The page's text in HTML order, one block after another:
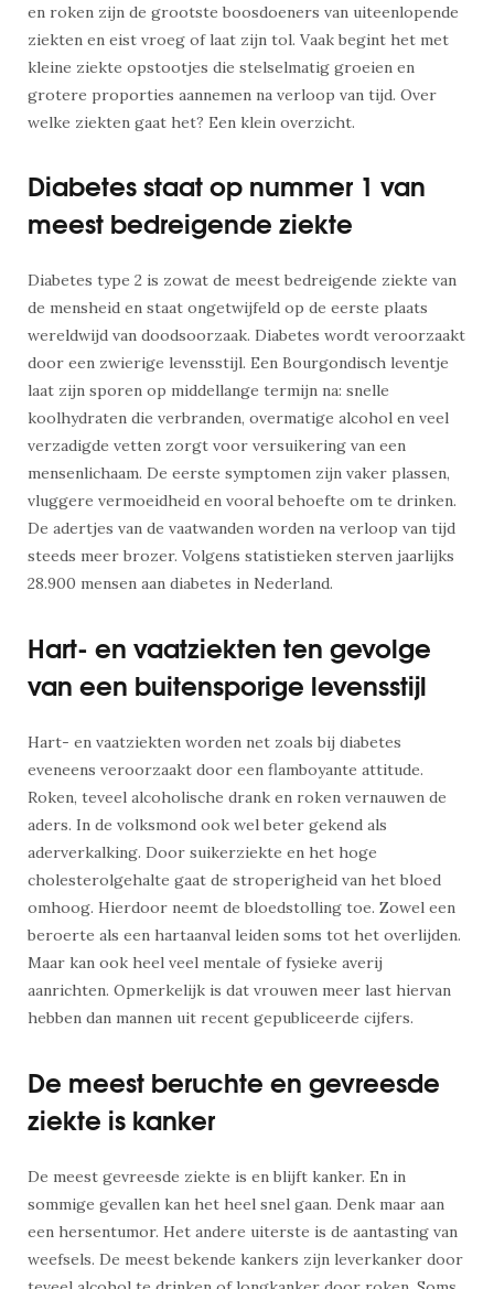
en roken zijn de grootste boosdoeners van uiteenlopende
ziekten en eist vroeg of laat zijn tol. Vaak begint het met
kleine ziekte opstootjes die stelselmatig groeien en
grotere proporties aannemen na verloop van tijd. Over
welke ziekten gaat het? Een klein overzicht.
Diabetes staat op nummer 1 van
meest bedreigende ziekte
Diabetes type 2 is zowat de meest bedreigende ziekte van
de mensheid en staat ongetwijfeld op de eerste plaats
wereldwijd van doodsoorzaak. Diabetes wordt veroorzaakt
door een zwierige levensstijl. Een Bourgondisch leventje
laat zijn sporen op middellange termijn na: snelle
koolhydraten die verbranden, overmatige alcohol en veel
verzadigde vetten zorgt voor versuikering van een
mensenlichaam. De eerste symptomen zijn vaker plassen,
vluggere vermoeidheid en vooral behoefte om te drinken.
De adertjes van de vaatwanden worden na verloop van tijd
steeds meer brozer. Volgens statistieken sterven jaarlijks
28.900 mensen aan diabetes in Nederland.
Hart- en vaatziekten ten gevolge
van een buitensporige levensstijl
Hart- en vaatziekten worden net zoals bij diabetes
eveneens veroorzaakt door een flamboyante attitude.
Roken, teveel alcoholische drank en roken vernauwen de
aders. In de volksmond ook wel beter gekend als
aderverkalking. Door suikerziekte en het hoge
cholesterolgehalte gaat de stroperigheid van het bloed
omhoog. Hierdoor neemt de bloedstolling toe. Zowel een
beroerte als een hartaanval leiden soms tot het overlijden.
Maar kan ook heel veel mentale of fysieke averij
aanrichten. Opmerkelijk is dat vrouwen meer last hiervan
hebben dan mannen uit recent gepubliceerde cijfers.
De meest beruchte en gevreesde
ziekte is kanker
De meest gevreesde ziekte is en blijft kanker. En in
sommige gevallen kan het heel snel gaan. Denk maar aan
een hersentumor. Het andere uiterste is de aantasting van
weefsels. De meest bekende kankers zijn leverkanker door